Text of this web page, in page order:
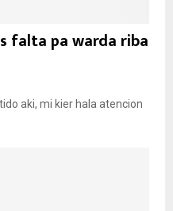
falta pa warda riba
aki, mi kier hala atencion